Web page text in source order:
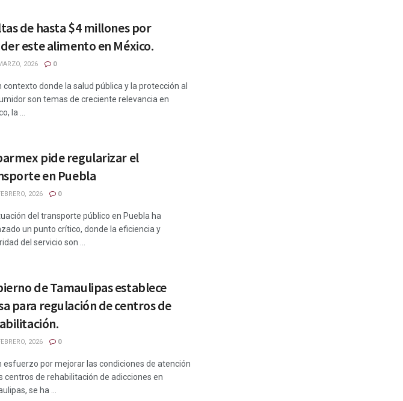
de hasta $4 millones por
este alimento en México.
2026 0
contexto donde la salud pública y la protección al
son temas de creciente relevancia en
la ...
pide regularizar el
en Puebla
2026 0
del transporte público en Puebla ha
un punto crítico, donde la eficiencia y
del servicio son ...
de Tamaulipas establece
para regulación de centros de
2026 0
esfuerzo por mejorar las condiciones de atención
centros de rehabilitación de adicciones en
se ha ...